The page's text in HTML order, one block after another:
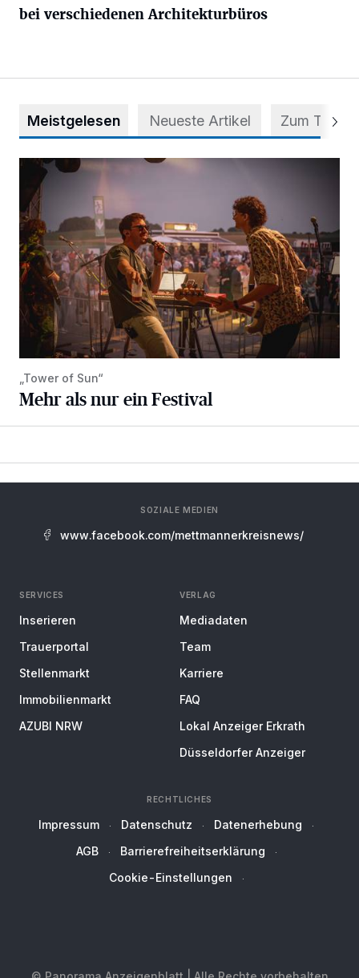
bei verschiedenen Architekturbüros
Meistgelesen Neueste Artikel Zum Thema
Mehr als nur ein Festival
„Tower of Sun“
Mehr als nur ein Festival
SOZIALE MEDIEN
www.facebook.com/mettmannerkreisnews/
SERVICES
Inserieren
Trauerportal
Stellenmarkt
Immobilienmarkt
AZUBI NRW
VERLAG
Mediadaten
Team
Karriere
FAQ
Lokal Anzeiger Erkrath
Düsseldorfer Anzeiger
RECHTLICHES
Impressum Datenschutz
Datenerhebung
AGB
Barrierefreiheitserklärung
Cookie-Einstellungen